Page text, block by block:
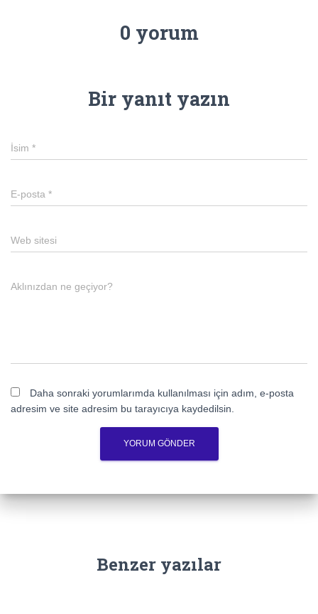
0 yorum
Bir yanıt yazın
İsim *
E-posta *
Web sitesi
Aklınızdan ne geçiyor?
Daha sonraki yorumlarımda kullanılması için adım, e-posta
adresim ve site adresim bu tarayıcıya kaydedilsin.
Benzer yazılar